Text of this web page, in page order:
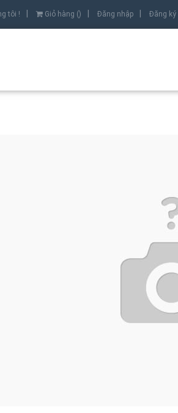
tôi ! Giỏ hàng () Đăng nhập Đăng ký